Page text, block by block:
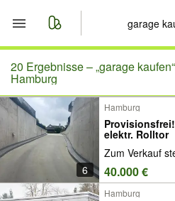
Start
Merkliste
Nachrichten
Anzeige aufgeben
20 Ergebnisse –„garage
Hamburg
6
Hamburg
elektr. Rolltor
Zum Verkauf
40.000 €
Hamburg